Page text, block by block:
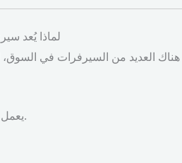
لماذا يُعد
هناك العديد من السيرفرات في
يعمل بثبات حتى أثناء الضغط الكبير.